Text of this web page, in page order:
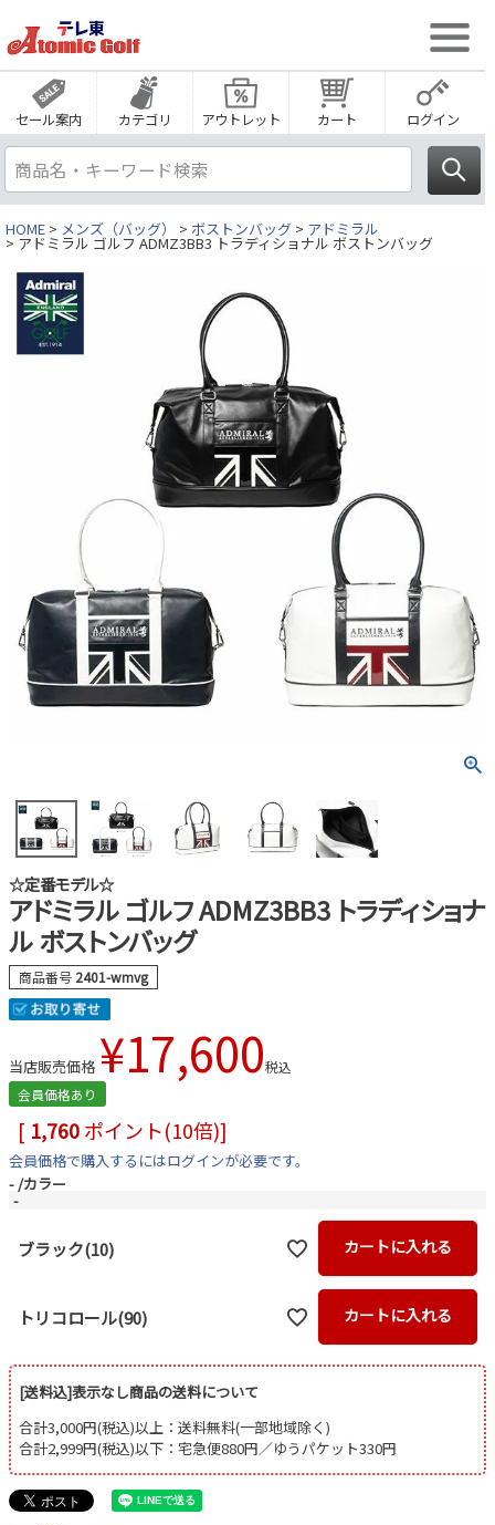
セール案内 カテゴリ アウトレット カート ログイン
HOME メンズ（バッグ） ボストンバッグ アドミラル
アドミラル ゴルフ ADMZ3BB3 トラディショナル ボストンバッグ
☆定番モデル☆
アドミラル ゴルフ ADMZ3BB3 トラディショナ
ル ボストンバッグ
商品番号 2401-wmvg
当店販売価格 ¥17,600税込
会員価格あり
[ 1,760ポイント(10倍)]
会員価格で購入するにはログインが必要です。
- カラー
-
ブラック(10) カートに入れる
トリコロール(90) カートに入れる
[送料込]表示なし商品の送料について
合計3,000円(税込)以上：送料無料(一部地域除く)
合計2,999円(税込)以下：宅急便880円／ゆうパケット330円